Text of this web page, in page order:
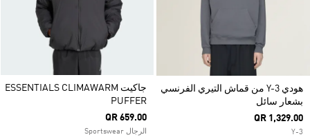
هودي Y-3 من قماش التيري الفرنسي
بشعار سائل
QR 1,329.00
Y-3
جاكيت ESSENTIALS CLIMAWARM
PUFFER
QR 659.00
الرجال Sportswear